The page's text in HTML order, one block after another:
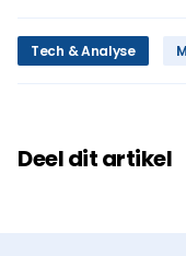
Tech & Analyse
Deel dit artikel